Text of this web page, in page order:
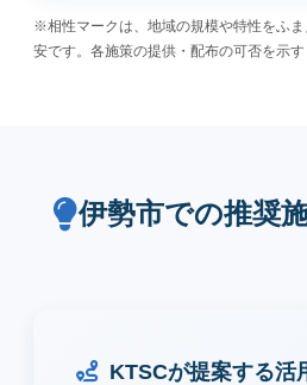
※相性マークは、地域の規模や特性をふ
安です。各施策の提供・配布の可否を示す
伊勢市での推奨
KTSCが提案する活